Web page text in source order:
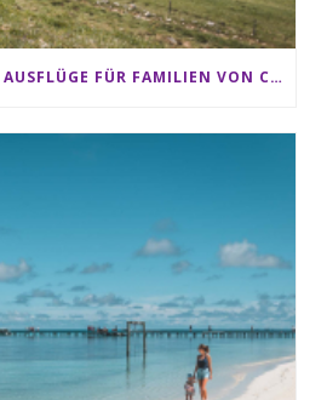
FRIBOURG: 7 TOLLE AUSFLÜGE FÜR FAMILIEN VON CHARMEY BIS LES PACCOTS